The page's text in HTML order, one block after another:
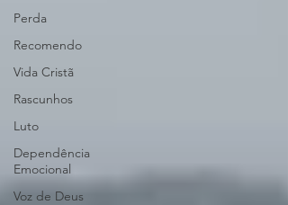
Perda
Recomendo
Vida Cristã
Rascunhos
Luto
Dependência
Emocional
Voz de Deus